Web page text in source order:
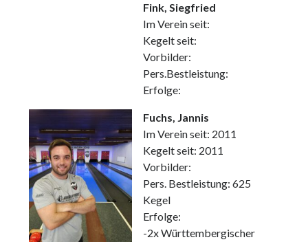
Adresse & Trainingszeiten
Dienstag und Donnerstag 17.00 - 20.00 Uhr
Webseite durchsuchen:
Suchen
Nachrichtenarchiv
Fink, Siegfried
Im Verein seit:
Kegelt seit:
Vorbilder:
Pers.Bestleistung:
Erfolge:
Fuchs, Jannis
Im Verein seit: 2011
Kegelt seit: 2011
Vorbilder:
Pers. Bestleistung: 625
Kegel
Erfolge:
-2x Württembergischer